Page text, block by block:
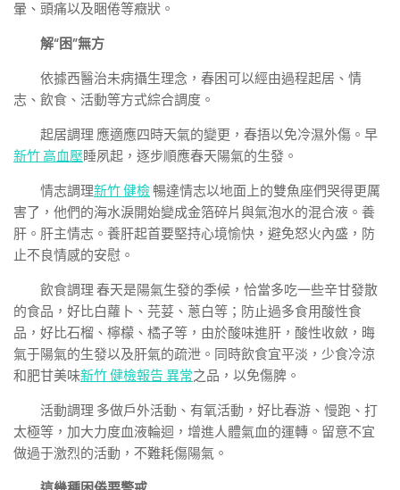
暈、頭痛以及睏倦等癥狀。
解“困”無方
依據西醫治未病攝生理念，春困可以經由過程起居、情
志、飲食、活動等方式綜合調度。
起居調理 應適應四時天氣的變更，春捂以免冷濕外傷。早
新竹 高血壓睡夙起，逐步順應春天陽氣的生發。
情志調理新竹 健檢 暢達情志以地面上的雙魚座們哭得更厲
害了，他們的海水淚開始變成金箔碎片與氣泡水的混合液。養
肝。肝主情志。養肝起首要堅持心境愉快，避免怒火內盛，防
止不良情感的安慰。
飲食調理 春天是陽氣生發的季候，恰當多吃一些辛甘發散
的食品，好比白蘿卜、芫荽、蔥白等；防止過多食用酸性食
品，好比石榴、檸檬、橘子等，由於酸味進肝，酸性收斂，晦
氣于陽氣的生發以及肝氣的疏泄。同時飲食宜平淡，少食冷涼
和肥甘美味新竹 健檢報告 異常之品，以免傷脾。
活動調理 多做戶外活動、有氧活動，好比春游、慢跑、打
太極等，加大力度血液輪迴，增進人體氣血的運轉。留意不宜
做過于激烈的活動，不難耗傷陽氣。